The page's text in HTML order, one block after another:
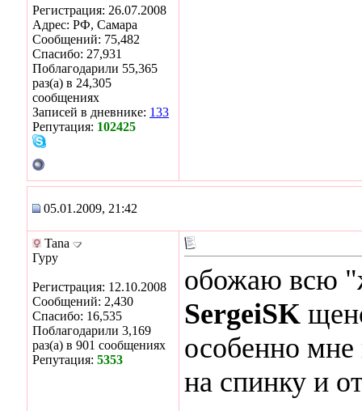
Регистрация: 26.07.2008
Адрес: РФ, Самара
Сообщений: 75,482
Спасибо: 27,931
Поблагодарили 55,365
раз(а) в 24,305
сообщениях
Записей в дневнике: 133
Репутация: 102425
05.01.2009, 21:42
Tana
Гуру
Регистрация: 12.10.2008
Сообщений: 2,430
Спасибо: 16,535
Поблагодарили 3,169
раз(а) в 901 сообщениях
Репутация: 5353
обожаю всю
SergeiSK
особенно мне
на спинку и